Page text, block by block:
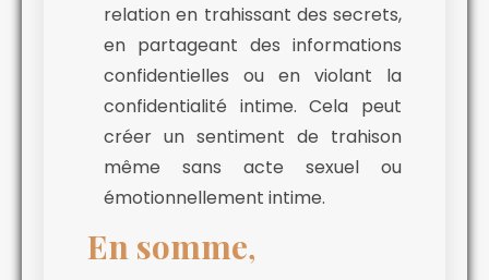
relation en trahissant des secrets,
en partageant des informations
confidentielles ou en violant la
confidentialité intime. Cela peut
créer un sentiment de trahison
même sans acte sexuel ou
émotionnellement intime.
En somme,